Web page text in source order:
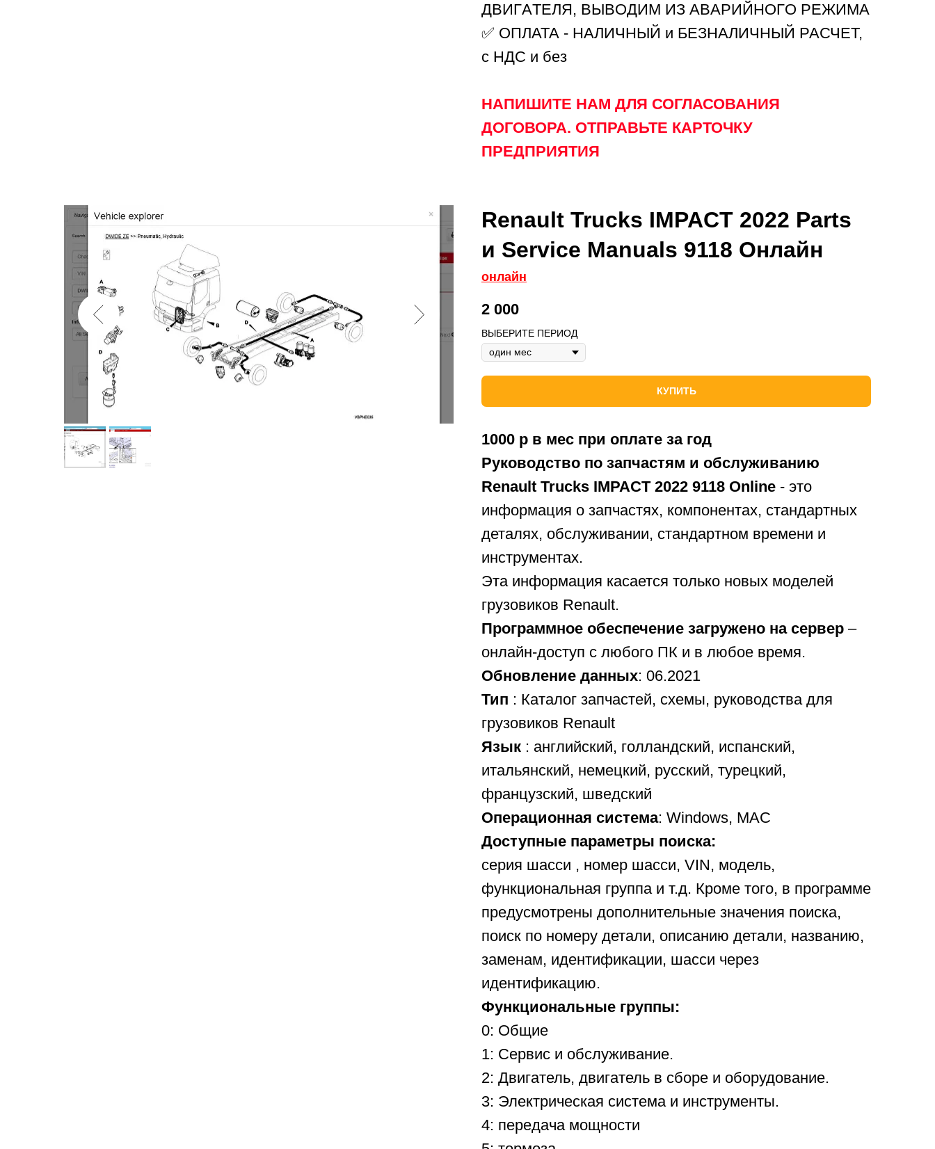
ДBИГAТЕЛЯ, BЫВOДИM ИЗ AВAPИЙНOГO РЕЖИМA
✅ ОПЛАТА - НАЛИЧНЫЙ и БЕЗНАЛИЧНЫЙ РАСЧЕТ,
с НДС и без
НАПИШИТЕ НАМ ДЛЯ СОГЛАСОВАНИЯ
ДОГОВОРА. ОТПРАВЬТЕ КАРТОЧКУ
ПРЕДПРИЯТИЯ
Renault Trucks IMPACT 2022 Parts
и Service Manuals 9118 Онлайн
онлайн
2 000
ВЫБЕРИТЕ ПЕРИОД
КУПИТЬ
1000 р в мес при оплате за год
Руководство по запчастям и обслуживанию
Renault Trucks IMPACT 2022 9118 Online - это ​​
информация о запчастях, компонентах, стандартных
деталях, обслуживании, стандартном времени и
инструментах.
Эта информация касается только новых моделей
грузовиков Renault.
Программное обеспечение загружено на сервер –
онлайн-доступ с любого ПК и в любое время.
Обновление данных: 06.2021
Тип : Каталог запчастей, схемы, руководства для
грузовиков Renault
Язык : английский, голландский, испанский,
итальянский, немецкий, русский, турецкий,
французский, шведский
Операционная система: Windows, MAC
Доступные параметры поиска:
серия шасси , номер шасси, VIN, модель,
функциональная группа и т.д. Кроме того, в программе
предусмотрены дополнительные значения поиска,
поиск по номеру детали, описанию детали, названию,
заменам, идентификации, шасси через
идентификацию.
Функциональные группы:
0: Общие
1: Сервис и обслуживание.
2: Двигатель, двигатель в сборе и оборудование.
3: Электрическая система и инструменты.
4: передача мощности